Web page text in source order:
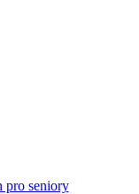
pro seniory